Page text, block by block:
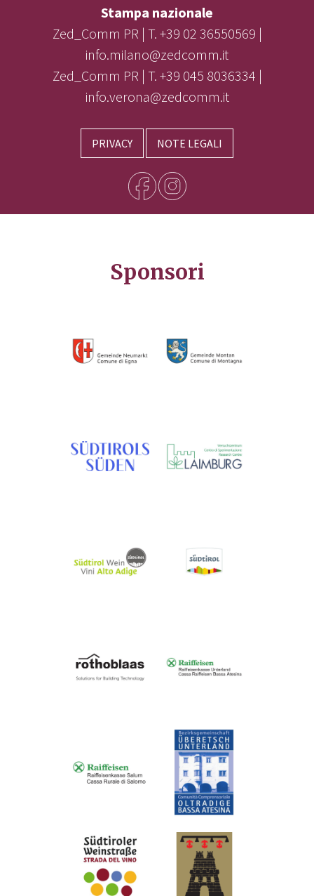
Stampa nazionale
Zed_Comm PR | T. +39 02 36550569 |
info.milano@zedcomm.it
Zed_Comm PR | T. +39 045 8036334 |
info.verona@zedcomm.it
PRIVACY NOTE LEGALI
Sponsori